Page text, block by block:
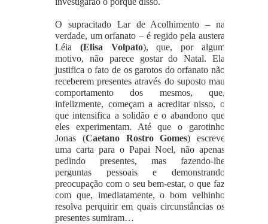
O supracitado Lar de Acolhimento – na
verdade, um orfanato – é regido pela austera
Léia (Elisa Volpato), que, por algum
motivo, não parece gostar do Natal. Ela
justifica o fato de os garotos do orfanato não
receberem presentes através do suposto mau
comportamento dos mesmos, que,
infelizmente, começam a acreditar nisso, o
que intensifica a solidão e o abandono que
eles experimentam. Até que o garotinho
Jonas (Caetano Rostro Gomes) escreve
uma carta para o Papai Noel, não apenas
pedindo presentes, mas fazendo-lhe
perguntas pessoais e demonstrando
preocupação com o seu bem-estar, o que faz
com que, imediatamente, o bom velhinho
resolva perquirir em quais circunstâncias os
presentes sumiram…